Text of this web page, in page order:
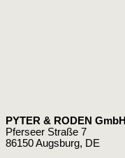
PYTER & RODEN GmbH
Pferseer Straße 7
86150 Augsburg, DE